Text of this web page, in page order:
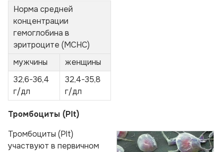
Норма средней
концентрации
гемоглобина в
эритроците (МСНС)
мужчины
женщины
32,6-36,4
г/дл
32,4-35,8
г/дл
Тромбоциты (Plt)
Тромбоциты (Plt)
участвуют в первичном